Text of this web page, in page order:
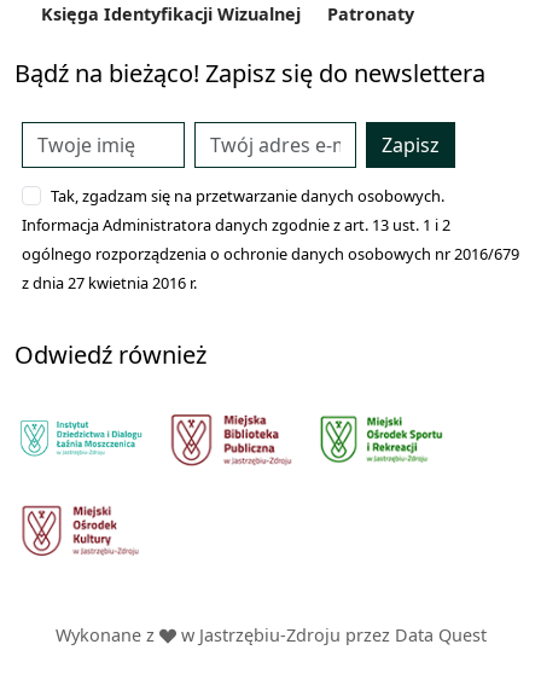
Księga Identyfikacji Wizualnej
Patronaty
Bądź na bieżąco! Zapisz się do newslettera
Zapisz
Tak, zgadzam się na przetwarzanie danych osobowych.
Informacja Administratora danych zgodnie z art. 13 ust. 1 i 2
ogólnego rozporządzenia o ochronie danych osobowych nr 2016/679
z dnia 27 kwietnia 2016 r.
Odwiedź również
Wykonane z w Jastrzębiu-Zdroju przez Data Quest